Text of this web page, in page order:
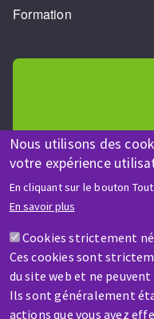
Nous utilisons des
votre expérience
En cliquant sur le bouton
En savoir plus
Cookies strictement
Ces cookies sont
du site web et ne
Ils sont généralement
actions que vous avez
Formation
AIDE
Une question